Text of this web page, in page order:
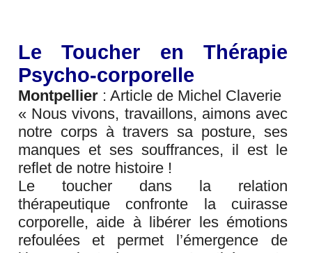
Le Toucher en Thérapie
Psycho-corporelle
Montpellier: Article de Michel Claverie
« Nous vivons, travaillons, aimons avec
notre corps à travers sa posture, ses
manques et ses souffrances, il est le
reflet de notre histoire !
Le toucher dans la relation
thérapeutique confronte la cuirasse
corporelle, aide à libérer les émotions
refoulées et permet l’émergence de